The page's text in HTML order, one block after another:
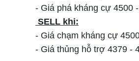
- Giá phá kháng cự 4500
SELL khi:
- Giá chạm kháng cự
- Giá thủng hỗ trợ 4379 -